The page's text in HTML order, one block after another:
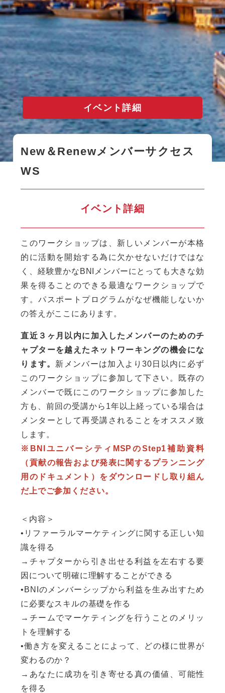
イベント詳細
New＆Renewメンバーサクセス
WS
イベント詳細
このワークショップは、新しいメンバーが本格
的に活動を開始する為に欠かせないだけではな
く、経験豊かなBNIメンバーにとっても大きな効
果を得ることのできる最適なワークショップで
す。パスポートプログラムがなぜ機能しないか
の答えがここにあります。
直近３ヶ月以内に加入したメンバーのためのチ
ャプターを越えたネットワーキングの機会にな
ります。 新メンバーは加入より30日以内に必ず
このワークショップに参加して下さい。既存の
メンバーで既にこのワークショップに参加した
方も、前回の受講から1年以上経っている場合は
メンターとして再受講されることをオススメ致
します。
※BNIユニバーシティMSPのStep1補助資料
（貢献の報告および発表に関するプランニング
用のドキュメント）をダウンロードし取り組ん
だ上でご参加ください。
＜内容＞
•リファーラルマーケティングに関する正しい知
識を得る
→チャプターから引き出せる利益を左右する要
因について明確に理解することができる
•BNIのメンバーシップから利益を生み出すため
に必要なスキルの基礎を作る
→チームでマーケティングを行うことのメリッ
トを理解する
•働き方を変えることによって、どの様に世界が
変わるのか？
→あなたに成功を引き寄せる真の価値、可能性
を得る